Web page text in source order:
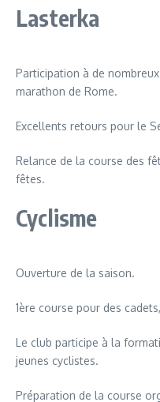
Lasterka
Participation à de
marathon de Rome.
Excellents retours pour le
Relance de la course des
fêtes.
Cyclisme
Ouverture de la saison.
1ère course pour des
Le club participe à la
jeunes cyclistes.
Préparation de la course